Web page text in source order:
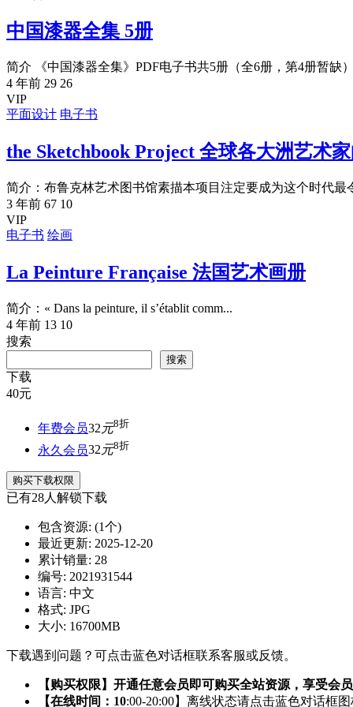
中国漆器全集 5册
简介 《中国漆器全集》PDF电子书共5册（全6册，第4册暂缺
4 年前 29 26
VIP
平面设计 电子书
the Sketchbook Project 全球各大洲艺术
简介：布鲁克林艺术图书馆素描本项目注定要成为这个时代最
3 年前 67 10
VIP
电子书 绘画
La Peinture Française 法国艺术画册
简介：« Dans la peinture, il s’établit comm...
4 年前 13 10
搜索
搜索
下载
40元
年费会员32 元8折
永久会员32元8折
购买下载权限
已有28人解锁下载
包含资源: (1个)
最近更新: 2025-12-20
累计销量: 28
编号: 2021931544
语言: 中文
格式: JPG
大小: 16700MB
下载遇到问题？可点击蓝色对话框联系客服或反馈。
【购买权限】开通任意会员即可购买全站资源，享受会
【在线时间：10:00-20:00】离线状态请点击蓝色对话框